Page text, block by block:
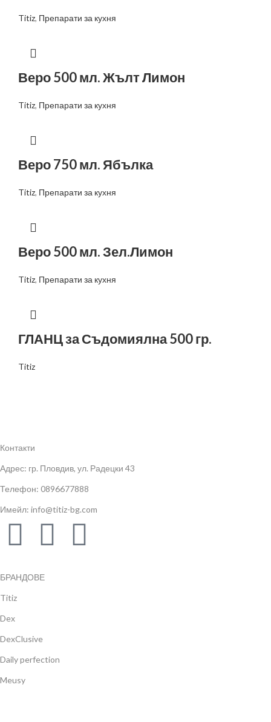
Titiz, Препарати за кухня
Веро 500 мл. Жълт Лимон
Titiz, Препарати за кухня
Веро 750 мл. Ябълка
Titiz, Препарати за кухня
Веро 500 мл. Зел.Лимон
Titiz, Препарати за кухня
ГЛАНЦ за Съдомиялна 500 гр.
Titiz
Контакти
Адрес: гр. Пловдив, ул. Радецки 43
Телефон: 0896677888
Имейл: info@titiz-bg.com
БРАНДОВЕ
Titiz
Dex
DexClusive
Daily perfection
Meusy